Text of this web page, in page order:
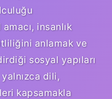
insanlık
anlamak ve
sosyal yapıları
dili,
kapsamakla